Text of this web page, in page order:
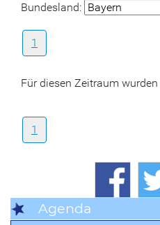
Bundesland:
1
Für diesen Zeitraum
1
Agenda